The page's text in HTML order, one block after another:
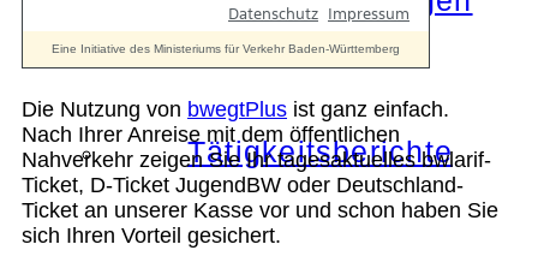
Tätigkeitsberichte
Die Nutzung von bwegtPlus ist ganz einfach.
Nach Ihrer Anreise mit dem öffentlichen
Nahverkehr zeigen Sie Ihr tagesaktuelles bwlarif-
Ticket, D-Ticket JugendBW oder Deutschland-
Ticket an unserer Kasse vor und schon haben Sie
sich Ihren Vorteil gesichert.